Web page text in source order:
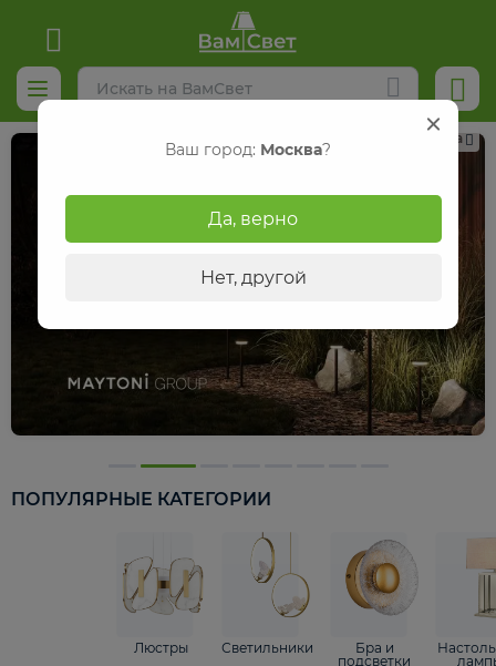
Реклама
ПОПУЛЯРНЫЕ КАТЕГОРИИ
Люстры Светильники
Бра и
подсветки
Ваш город: Москва?
Да, верно
Нет, другой